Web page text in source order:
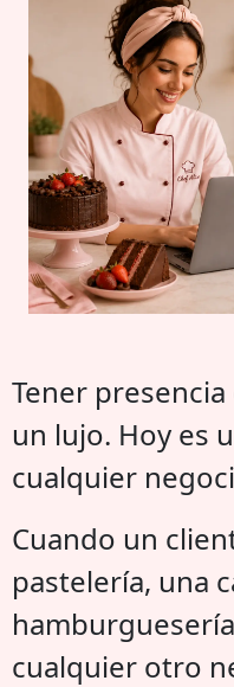
Tener
un lujo. Hoy es
cualquier
Cuando un
pastelería, una
cualquier otro